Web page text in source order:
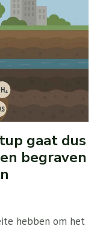
gaat dus
begraven
hebben om het